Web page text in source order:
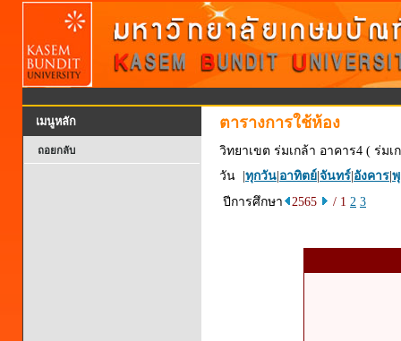
เมนูหลัก
ถอยกลับ
ตารางการใช้ห้อง
วิทยาเขต ร่มเกล้า อาคาร4 ( ร่มเ
วัน | ทุกวัน อาทิตย์ จันทร์ อังคาร
ปีการศึกษา
2565 / 1 2 3